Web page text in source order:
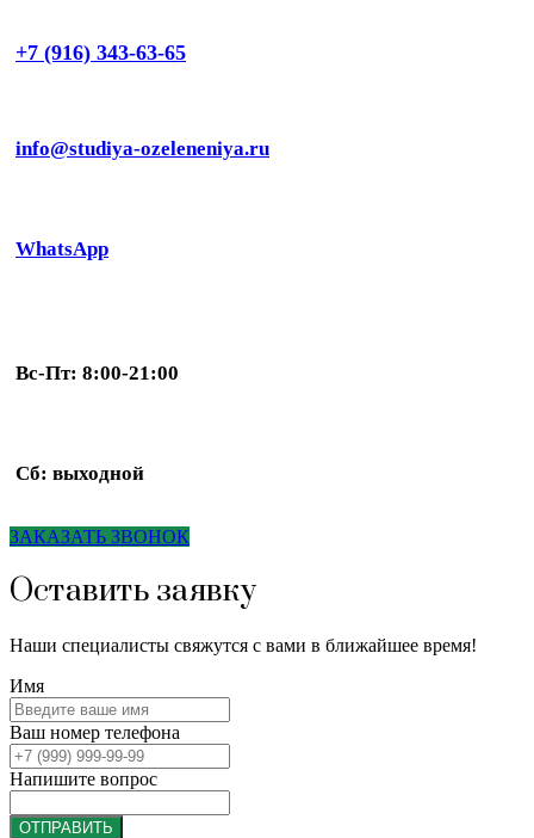
+7 (916) 343-63-65
info@studiya-ozeleneniya.ru
WhatsApp
Вс-Пт: 8:00-21:00
Сб: выходной
ЗАКАЗАТЬ ЗВОНОК
Оставить заявку
Наши специалисты свяжутся с вами в ближайшее время!
Имя
Ваш номер телефона
Напишите вопрос
ОТПРАВИТЬ